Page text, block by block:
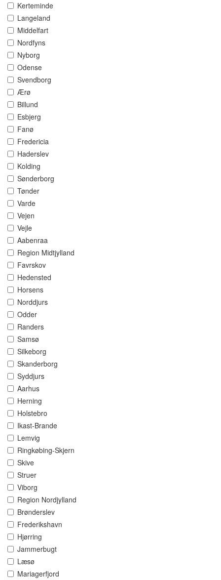
Kerteminde
Langeland
Middelfart
Nordfyns
Nyborg
Odense
Svendborg
Ærø
Billund
Esbjerg
Fanø
Fredericia
Haderslev
Kolding
Sønderborg
Tønder
Varde
Vejen
Vejle
Aabenraa
Region Midtjylland
Favrskov
Hedensted
Horsens
Norddjurs
Odder
Randers
Samsø
Silkeborg
Skanderborg
Syddjurs
Aarhus
Herning
Holstebro
Ikast-Brande
Lemvig
Ringkøbing-Skjern
Skive
Struer
Viborg
Region Nordjylland
Brønderslev
Frederikshavn
Hjørring
Jammerbugt
Læsø
Mariagerfjord